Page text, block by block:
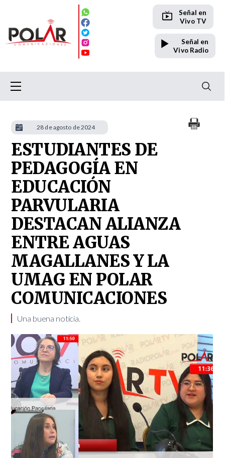
Señal en
Vivo TV
Señal en
Vivo Radio
ESTUDIANTES DE
PEDAGOGÍA EN
EDUCACIÓN
PARVULARIA
DESTACAN ALIANZA
ENTRE AGUAS
MAGALLANES Y LA
UMAG EN POLAR
COMUNICACIONES
Una buena noticia.
28 de agosto de 2024